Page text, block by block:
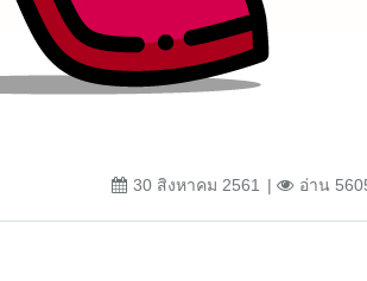
30 สิงหาคม 2561 อ่าน